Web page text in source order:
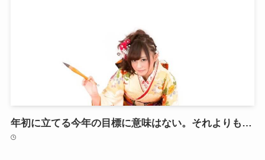
年初に立てる今年の目標に意味はない。それよりも…